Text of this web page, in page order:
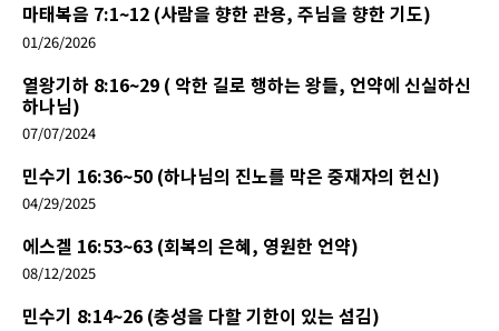
마태복음 7:1~12 (사람을 향한 관용, 주님을 향한 기도)
01/26/2026
열왕기하 8:16~29 ( 악한 길로 행하는 왕들, 언약에 신실하신
하나님)
07/07/2024
민수기 16:36~50 (하나님의 진노를 막은 중재자의 헌신)
04/29/2025
에스겔 16:53~63 (회복의 은혜, 영원한 언약)
08/12/2025
민수기 8:14~26 (충성을 다할 기한이 있는 섬김)